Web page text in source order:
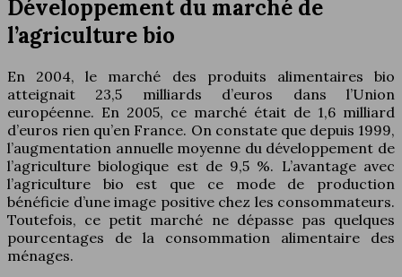
Développement du marché de
l’agriculture bio
En 2004, le marché des produits alimentaires bio
atteignait 23,5 milliards d’euros dans l’Union
européenne. En 2005, ce marché était de 1,6 milliard
d’euros rien qu’en France. On constate que depuis 1999,
l’augmentation annuelle moyenne du développement de
l’agriculture biologique est de 9,5 %. L’avantage avec
l’agriculture bio est que ce mode de production
bénéficie d’une image positive chez les consommateurs.
Toutefois, ce petit marché ne dépasse pas quelques
pourcentages de la consommation alimentaire des
ménages.